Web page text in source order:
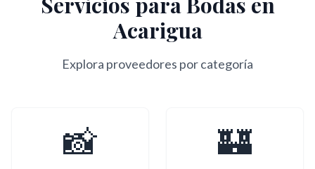
Acarigua
Explora proveedores por categoría
📸 🏰